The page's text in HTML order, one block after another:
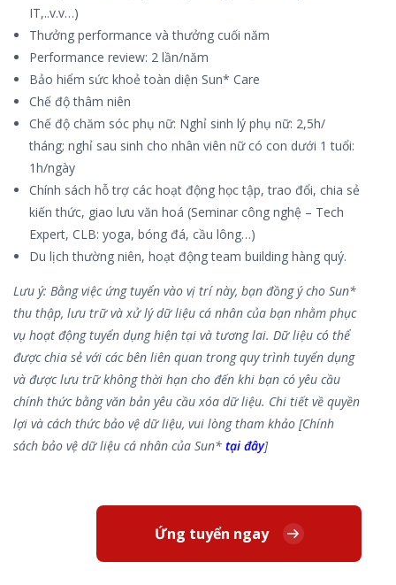
IT,..v.v…)
Thưởng performance và thưởng cuối năm
Performance review: 2 lần/năm
Bảo hiểm sức khoẻ toàn diện Sun* Care
Chế độ thâm niên
Chế độ chăm sóc phụ nữ: Nghỉ sinh lý phụ nữ: 2,5h/
tháng; nghỉ sau sinh cho nhân viên nữ có con dưới 1 tuổi:
1h/ngày
Chính sách hỗ trợ các hoạt động học tập, trao đổi, chia sẻ
kiến thức, giao lưu văn hoá (Seminar công nghệ – Tech
Expert, CLB: yoga, bóng đá, cầu lông…)
Du lịch thường niên, hoạt động team building hàng quý.
Lưu ý: Bằng việc ứng tuyển vào vị trí này, bạn đồng ý cho Sun*
thu thập, lưu trữ và xử lý dữ liệu cá nhân của bạn nhằm phục
vụ hoạt động tuyển dụng hiện tại và tương lai. Dữ liệu có thể
được chia sẻ với các bên liên quan trong quy trình tuyển dụng
và được lưu trữ không thời hạn cho đến khi bạn có yêu cầu
chính thức bằng văn bản yêu cầu xóa dữ liệu. Chi tiết về quyền
lợi và cách thức bảo vệ dữ liệu, vui lòng tham khảo [Chính
sách bảo vệ dữ liệu cá nhân của Sun* tại đây]
Ứng tuyển ngay